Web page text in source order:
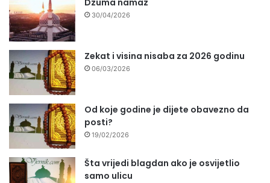
30/04/2026
Zekat i visina nisaba za 2026 godinu
06/03/2026
Od koje godine je dijete obavezno da
posti?
19/02/2026
Šta vrijedi blagdan ako je osvijetlio
samo ulicu